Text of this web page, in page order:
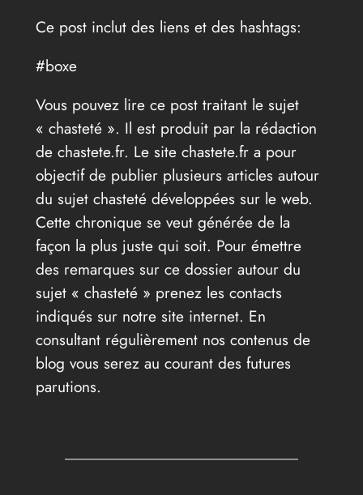
Ce post inclut des liens et des hashtags:
#boxe
Vous pouvez lire ce post traitant le sujet
« chasteté ». Il est produit par la rédaction
de chastete.fr. Le site chastete.fr a pour
objectif de publier plusieurs articles autour
du sujet chasteté développées sur le web.
Cette chronique se veut générée de la
façon la plus juste qui soit. Pour émettre
des remarques sur ce dossier autour du
sujet « chasteté » prenez les contacts
indiqués sur notre site internet. En
consultant régulièrement nos contenus de
blog vous serez au courant des futures
parutions.